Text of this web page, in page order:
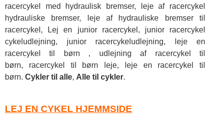
racercykel med hydraulisk bremser, leje af racercykel
hydrauliske bremser, leje af hydrauliske bremser til
racercykel, Lej en junior racercykel, junior racercykel
cykeludlejning, junior racercykeludlejning, leje en
racercykel til børn , udlejning af racercykel til
børn, racercykel til børn leje, leje en racercykel til
børn. Cykler til alle, Alle til cykler.
LEJ EN CYKEL HJEMMSIDE